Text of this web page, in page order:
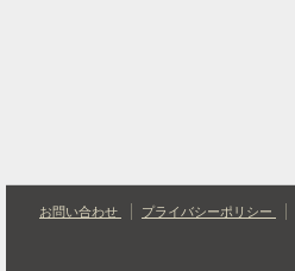
お問い合わせ プライバシーポリシー